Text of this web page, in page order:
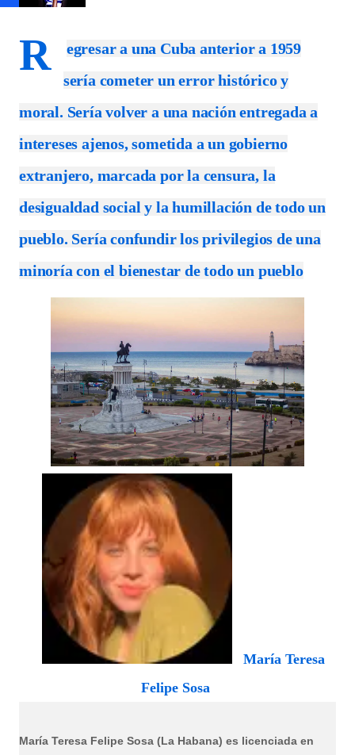
R
egresar a una Cuba anterior a 1959
sería cometer un error histórico y
moral. Sería volver a una nación entregada a
intereses ajenos, sometida a un gobierno
extranjero, marcada por la censura, la
desigualdad social y la humillación de todo un
pueblo. Sería confundir los privilegios de una
minoría con el bienestar de todo un pueblo
María Teresa
Felipe Sosa
María Teresa Felipe Sosa (La Habana) es licenciada en